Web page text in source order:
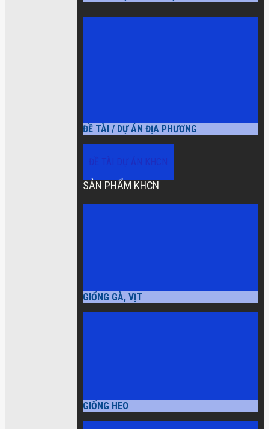
ĐỀ TÀI / DỰ ÁN ĐỊA PHƯƠNG
SẢN PHẨM KHCN
GIỐNG GÀ, VỊT
GIỐNG HEO